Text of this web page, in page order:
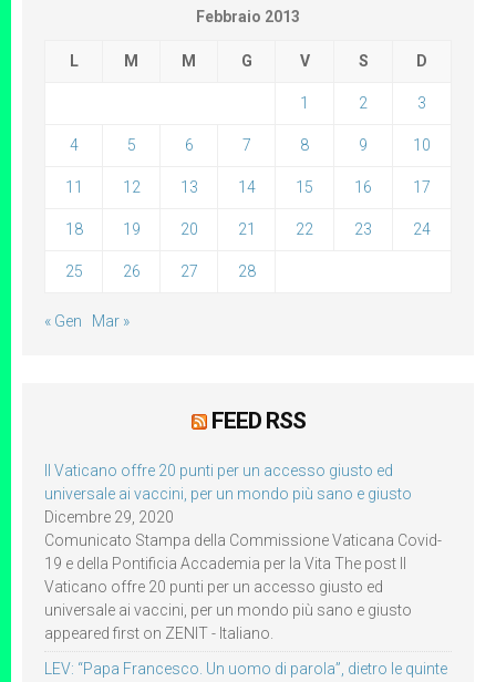
Febbraio 2013
L M M G V S D
1 2 3
4 5 6 7 8 9 10
11 12 13 14 15 16 17
18 19 20 21 22 23 24
25 26 27 28
« Gen Mar »
FEED RSS
Il Vaticano offre 20 punti per un accesso giusto ed
universale ai vaccini, per un mondo più sano e giusto
Dicembre 29, 2020
Comunicato Stampa della Commissione Vaticana Covid-
19 e della Pontificia Accademia per la Vita The post Il
Vaticano offre 20 punti per un accesso giusto ed
universale ai vaccini, per un mondo più sano e giusto
appeared first on ZENIT - Italiano.
LEV: “Papa Francesco. Un uomo di parola”, dietro le quinte